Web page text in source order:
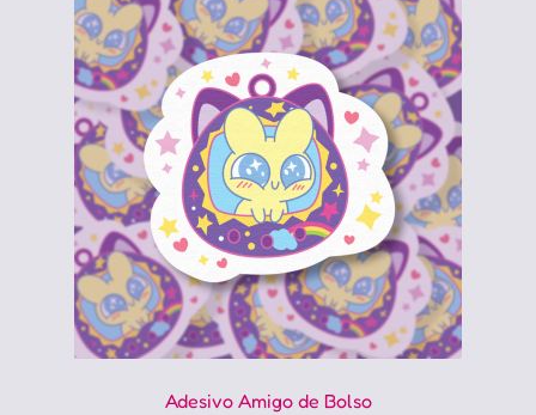
Adesivo Amigo de Bolso